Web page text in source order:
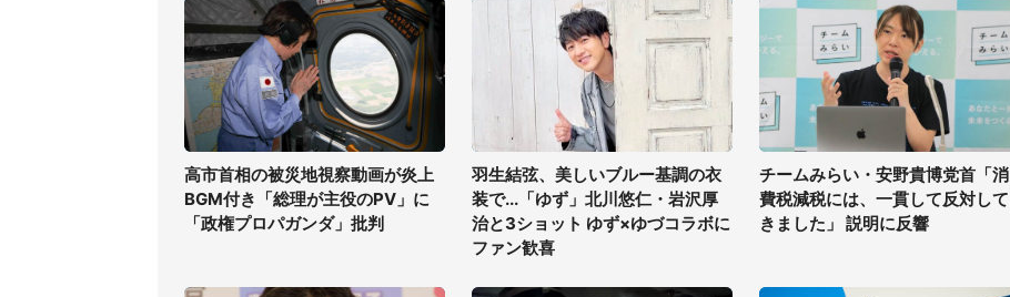
高市首相の被災地視察動画が炎上
BGM付き「総理が主役のPV」に
「政権プロパガンダ」批判
羽生結弦、美しいブルー基調の衣
装で...「ゆず」北川悠仁・岩沢厚
治と3ショット ゆず×ゆづコラボに
ファン歓喜
チームみらい・安野貴博党首「消
費税減税には、一貫して反対して
きました」 説明に反響